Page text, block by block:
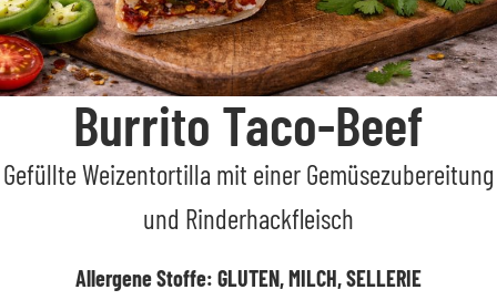
Burrito Taco-Beef
Gefüllte Weizentortilla mit einer Gemüsezubereitung
und Rinderhackfleisch
Allergene Stoffe: GLUTEN, MILCH, SELLERIE